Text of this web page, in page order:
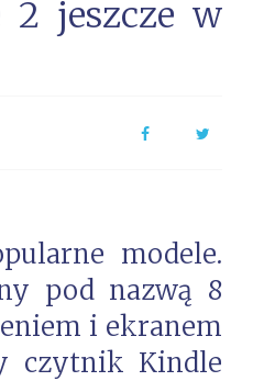
2 jeszcze w
FacebookTwitter
modele.
pod nazwą 8
i ekranem
czytnik Kindle